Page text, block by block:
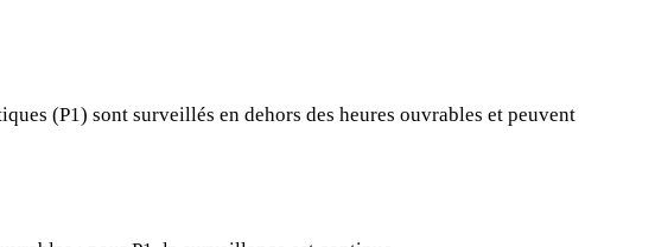
(P1) sont surveillés en dehors des heures ouvrables et peuvent